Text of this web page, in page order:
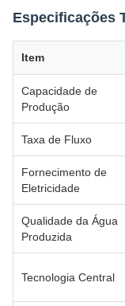
Especificações
Item
Capacidade de
Produção
Taxa de Fluxo
Fornecimento de
Eletricidade
Qualidade da Água
Produzida
Tecnologia Central